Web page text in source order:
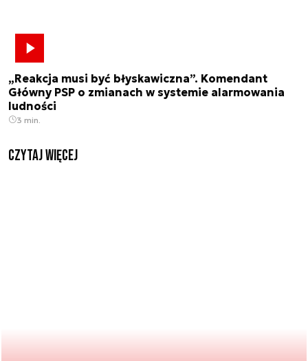
„Reakcja musi być błyskawiczna”. Komendant
Główny PSP o zmianach w systemie alarmowania
ludności
3 min.
czytaj więcej